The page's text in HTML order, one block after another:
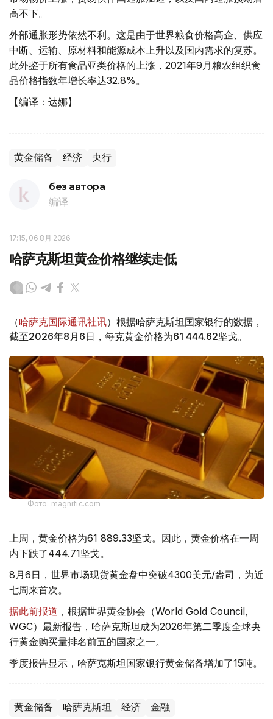
高不下。
外部通胀形势依然不利。这是由于世界粮食价格高企、供应
中断、运输、原材料和能源成本上升以及国内需求的复苏。
此外鉴于所有食品亚类价格的上涨，2021年9月粮农组织食
品价格指数年增长率达32.8%。
【编译：达娜】
黄金储备 经济 央行
без автора
编译
17:15, 06 8月 2026
哈萨克斯坦黄金价格继续走低
（哈萨克国际通讯社讯）根据哈萨克斯坦国家银行的数据，
截至2026年8月6日，每克黄金价格为61 444.62坚戈。
Фото: magnific.com
上周，黄金价格为61 889.33坚戈。因此，黄金价格在一周
内下跌了444.71坚戈。
8月6日，世界市场现货黄金盘中突破4300美元/盎司，为近
七周来首次。
据此前报道 ，根据世界黄金协会（World Gold Council,
WGC）最新报告，哈萨克斯坦成为2026年第二季度全球央
行黄金购买量排名前五的国家之一。
季度报告显示，哈萨克斯坦国家银行黄金储备增加了15吨。
黄金储备 哈萨克斯坦 经济 金融